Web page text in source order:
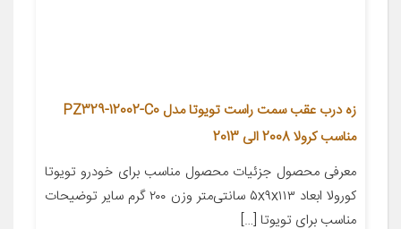
زه درب عقب سمت راست تویوتا مدل PZ329-12002-C0
مناسب کرولا 2008 الی 2013
معرفی محصول جزئیات محصول مناسب برای خودرو تویوتا
کورولا ابعاد ۵x۹x۱۱۳ سانتی‌متر وزن ۲۰۰ گرم سایر توضیحات
مناسب برای تویوتا […]